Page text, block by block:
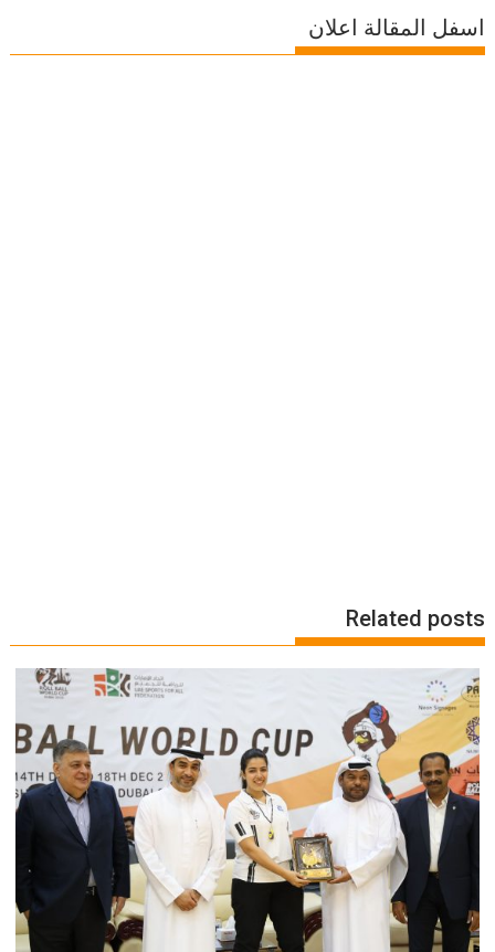
اسفل المقالة اعلان
Related posts